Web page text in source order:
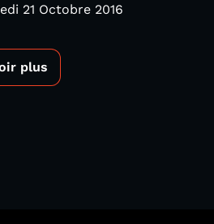
21 Octobre 2016
plus